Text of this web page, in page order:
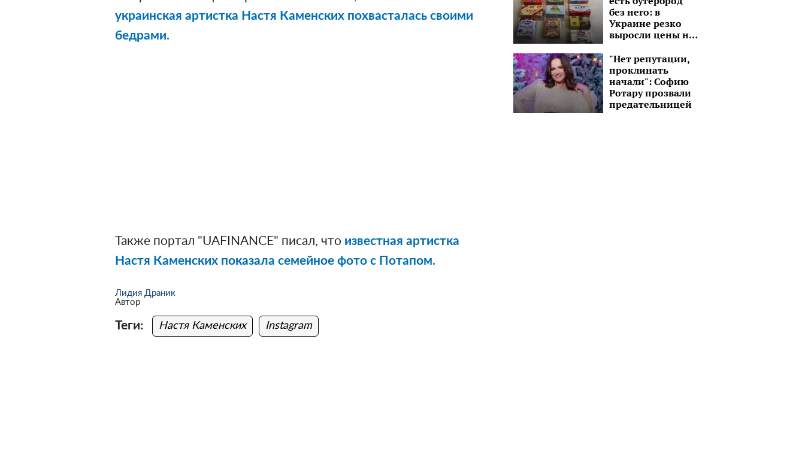
украинская артистка Настя Каменских похвасталась своими
бедрами.
Также портал "UAFINANCE" писал, что известная артистка
Настя Каменских показала семейное фото с Потапом.
Лидия Драник
Автор
Теги: Настя Каменских Instagram
без него: в
Украине резко
выросли цены на
"Нет репутации,
проклинать
начали": Софию
Ротару прозвали
предательницей